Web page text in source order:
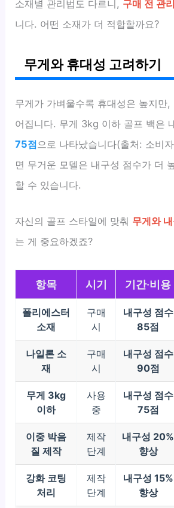
소재별 관리법도 다르니, 구매 전 관
니다. 어떤 소재가 더 적합할까요?
무게와 휴대성 고려하기
무게가 가벼울수록 휴대성은 높지만,
어집니다. 무게 3kg 이하 골프 백은
75점으로 나타났습니다(출처: 소비
면 무거운 모델은 내구성 점수가 더
할 수 있습니다.
자신의 골프 스타일에 맞춰 무게와
는 게 중요하겠죠?
항목 시기 기간·비용
폴리에스터
소재
구매
시
내구성 점수
85점
나일론 소
재
구매
시
내구성 점수
90점
무게 3kg
이하
사용
중
내구성 점수
75점
이중 박음
질 제작
제작
단계
내구성 20%
향상
강화 코팅
처리
제작
단계
내구성 15%
향상